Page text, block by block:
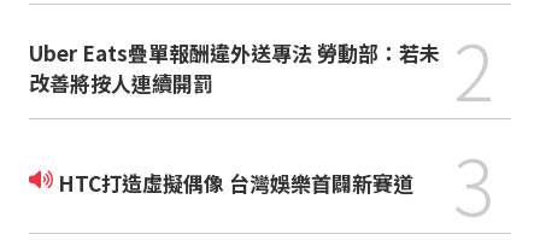
Uber Eats疊單報酬違外送專法 勞動部：若未
改善將按人連續開罰
2
HTC打造虛擬偶像 台灣娛樂首闢新賽道 3